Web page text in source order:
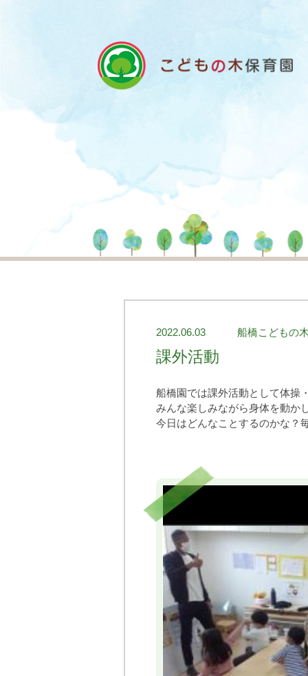
2022.06.03 船橋こどもの
課外活動
船橋園では課外活動として体操
みんな楽しみながら身体を動か
今日はどんなことするのかな？